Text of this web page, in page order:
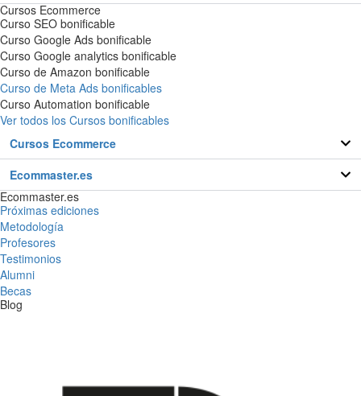
Cursos Ecommerce
Curso SEO bonificable
Curso Google Ads bonificable
Curso Google analytics bonificable
Curso de Amazon bonificable
Curso de Meta Ads bonificables
Curso Automation bonificable
Ver todos los Cursos bonificables
Cursos Ecommerce
Ecommaster.es
Ecommaster.es
Próximas ediciones
Metodología
Profesores
Testimonios
Alumni
Becas
Blog